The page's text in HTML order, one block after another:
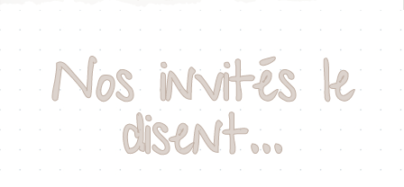
Nos invités le
disent...